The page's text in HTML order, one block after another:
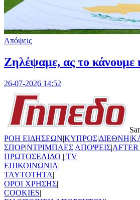
Απόψεις
Ζηλέψαμε, ας το κάνουμε
26-07-2026 14:52
ΡΟΗ ΕΙΔΗΣΕΩΝ|ΚΥΠΡΟΣ|ΔΙΕΘΝΗ|
ΣΠΟΡ|ΝΤΡΙΜΠΛΕΣ|ΑΠΟΨΕΙΣ|
ΠΡΩΤΟΣΕΛΙΔΟ | TV
ΕΠΙΚΟΙΝΩΝΙΑ|
TAYTOTHTA|
ΟΡΟΙ ΧΡΗΣΗΣ|
COOKIES|